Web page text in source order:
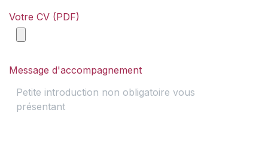
Votre CV (PDF)
Message d'accompagnement